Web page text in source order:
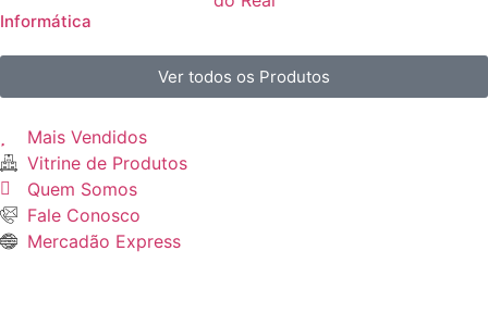
Informática
Ver todos os Produtos
Mais Vendidos
Vitrine de Produtos
Quem Somos
Fale Conosco
Mercadão Express